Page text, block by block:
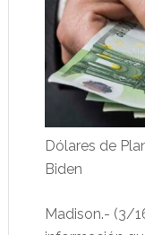
Dólares de
Biden
Madison.- (3/